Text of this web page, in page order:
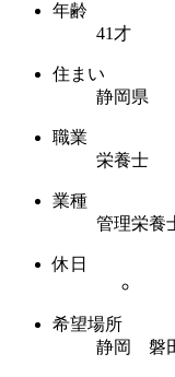
年齢
41才
住まい
静岡県
職業
栄養士
業種
管理栄養
休日
希望場所
静岡 磐